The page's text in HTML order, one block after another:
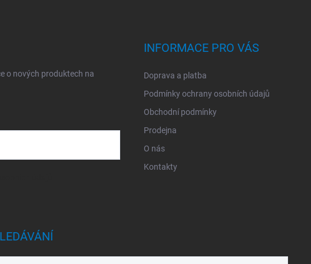
o nových produktech na
INFORMACE PRO VÁS
Doprava a platba
Podmínky ochrany osobních údajů
Obchodní podmínky
Prodejna
O nás
Kontakty